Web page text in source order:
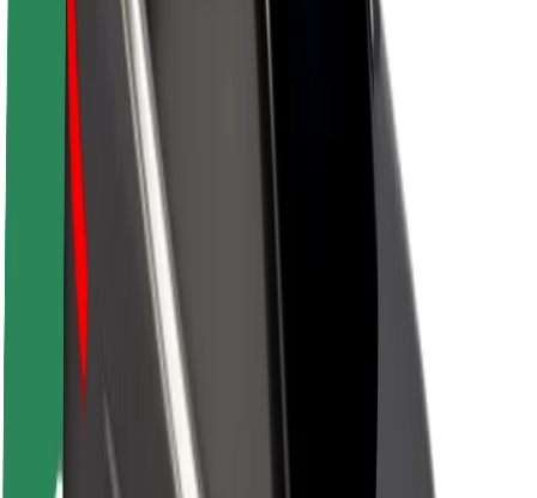
Über Bolt
Nachhaltigkeit bei Bolt
Project Zero
Blog
Newsroom
Markenrichtlinien
Mission
Investor Relations
Leitung
Urban Fund